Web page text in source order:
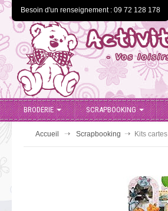
Besoin d'un renseignement : 09 72 128 178
BRODERIE SCRAPBOOKING
Accueil Scrapbooking Kits cartes